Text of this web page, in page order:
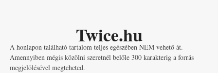
Twice.hu
A honlapon található tartalom teljes egészében NEM vehető át.
Amennyiben mégis közölni szeretnél belőle 300 karakterig a forrás
megjelölésével megteheted.